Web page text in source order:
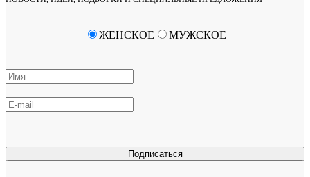
Подписаться
ЖЕНСКОЕ МУЖСКОЕ